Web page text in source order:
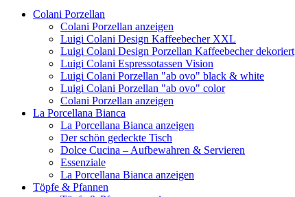
Colani Porzellan
Colani Porzellan anzeigen
Luigi Colani Design Kaffeebecher XXL
Luigi Colani Design Porzellan Kaffeebecher dekoriert
Luigi Colani Espressotassen Vision
Luigi Colani Porzellan "ab ovo" black & white
Luigi Colani Porzellan "ab ovo" color
Colani Porzellan anzeigen
La Porcellana Bianca
La Porcellana Bianca anzeigen
Der schön gedeckte Tisch
Dolce Cucina – Aufbewahren & Servieren
Essenziale
La Porcellana Bianca anzeigen
Töpfe & Pfannen